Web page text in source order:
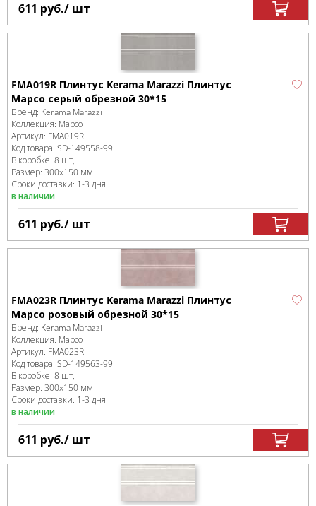
611 руб./ шт
FMA019R Плинтус Kerama Marazzi Плинтус
Марсо серый обрезной 30*15
Бренд: Kerama Marazzi
Коллекция: Марсо
Артикул: FMA019R
Код товара: SD-149558-99
В коробке: 8 шт,
Размер: 300x150 мм
Сроки доставки: 1-3 дня
в наличии
611 руб./ шт
FMA023R Плинтус Kerama Marazzi Плинтус
Марсо розовый обрезной 30*15
Бренд: Kerama Marazzi
Коллекция: Марсо
Артикул: FMA023R
Код товара: SD-149563-99
В коробке: 8 шт,
Размер: 300x150 мм
Сроки доставки: 1-3 дня
в наличии
611 руб./ шт